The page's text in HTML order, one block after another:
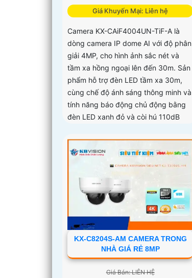
Giá Khuyến Mại: Liên hệ
Camera KX-CAiF4004UN-TiF-A là
dòng camera IP dome AI với độ phân
giải 4MP, cho hình ảnh sắc nét và
tầm xa hồng ngoại lên đến 30m. Sản
phẩm hỗ trợ đèn LED tầm xa 30m,
cùng chế độ ánh sáng thông minh và
tính năng báo động chủ động bằng
đèn LED xanh đỏ và còi hú 110dB
KX-C8204S-AM CAMERA TRONG
NHÀ GIÁ RẺ 8MP
Giá Bán: LIÊN HỆ